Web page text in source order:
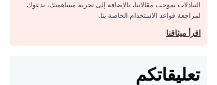
التبادلات بموجب مقالاتنا، بالإضافة إلى تجربة مساهمتك، ندعوك
لمراجعة قواعد الاستخدام الخاصة بنا.
اقرأ ميثاقنا
تعليقاتكم